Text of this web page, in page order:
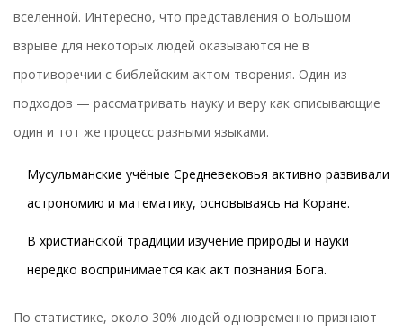
вселенной. Интересно, что представления о Большом
взрыве для некоторых людей оказываются не в
противоречии с библейским актом творения. Один из
подходов — рассматривать науку и веру как описывающие
один и тот же процесс разными языками.
Мусульманские учёные Средневековья активно развивали
астрономию и математику, основываясь на Коране.
В христианской традиции изучение природы и науки
нередко воспринимается как акт познания Бога.
По статистике, около 30% людей одновременно признают